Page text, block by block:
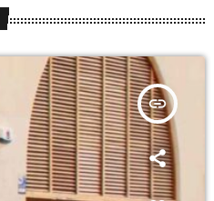
insert_link